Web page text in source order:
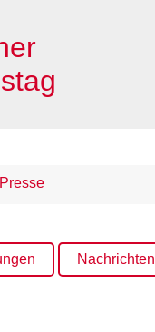
Presse
Nachrichten